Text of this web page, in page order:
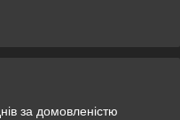
за домовленістю